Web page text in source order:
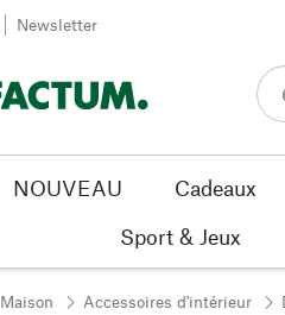
Newsletter
NOUVEAU Cadeaux
Sport & Jeux
Maison Accessoires d'intérieur